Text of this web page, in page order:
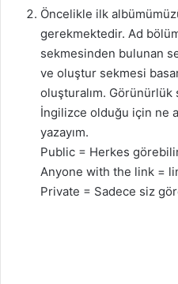
Öncelikle ilk
gerekmektedir. Ad
sekmesinden bulunan
ve oluştur sekmesi
oluşturalım.
İngilizce olduğu için ne
yazayım.
Public = Herkes
Anyone with the link =
Private = Sadece siz